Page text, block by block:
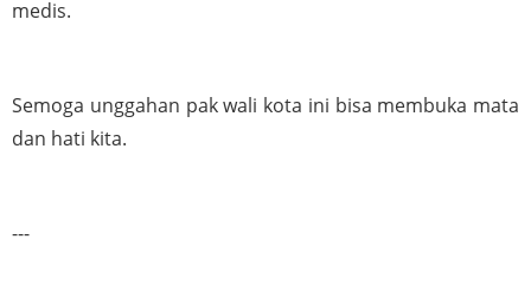
medis.
Semoga unggahan pak wali kota ini bisa membuka mata
dan hati kita.
---